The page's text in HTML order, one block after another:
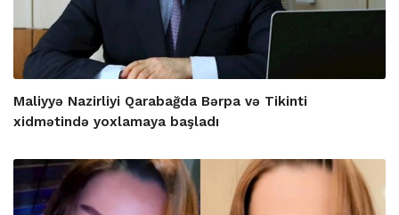
Maliyyə Nazirliyi Qarabağda Bərpa və Tikinti
xidmətində yoxlamaya başladı